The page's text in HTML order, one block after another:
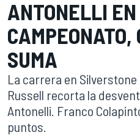
ANTONELLI
SUMA
La carrera en
Russell recorta la
Antonelli. Franco
puntos.